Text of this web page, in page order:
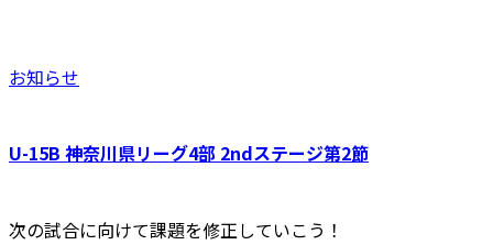
お知らせ
U-15B 神奈川県リーグ4部 2ndステージ第2節
次の試合に向けて課題を修正していこう！